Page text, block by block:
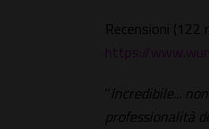
Recensioni (122
https://
"Incredibile...
professionalità